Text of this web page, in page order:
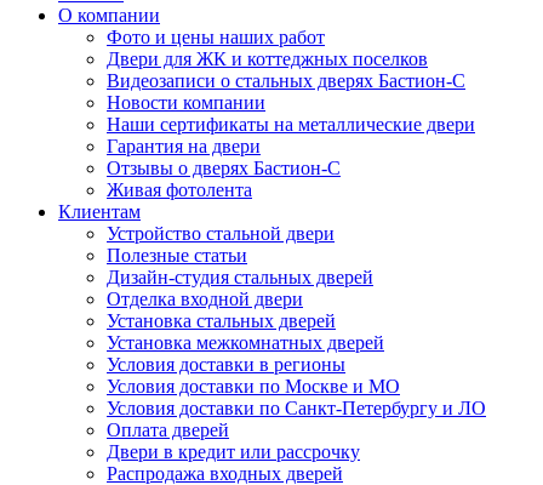
О компании
Фото и цены наших работ
Двери для ЖК и коттеджных поселков
Видеозаписи о стальных дверях Бастион-С
Новости компании
Наши сертификаты на металлические двери
Гарантия на двери
Отзывы о дверях Бастион-С
Живая фотолента
Клиентам
Устройство стальной двери
Полезные статьи
Дизайн-студия стальных дверей
Отделка входной двери
Установка стальных дверей
Установка межкомнатных дверей
Условия доставки в регионы
Условия доставки по Москве и МО
Условия доставки по Санкт-Петербургу и ЛО
Оплата дверей
Двери в кредит или рассрочку
Распродажа входных дверей